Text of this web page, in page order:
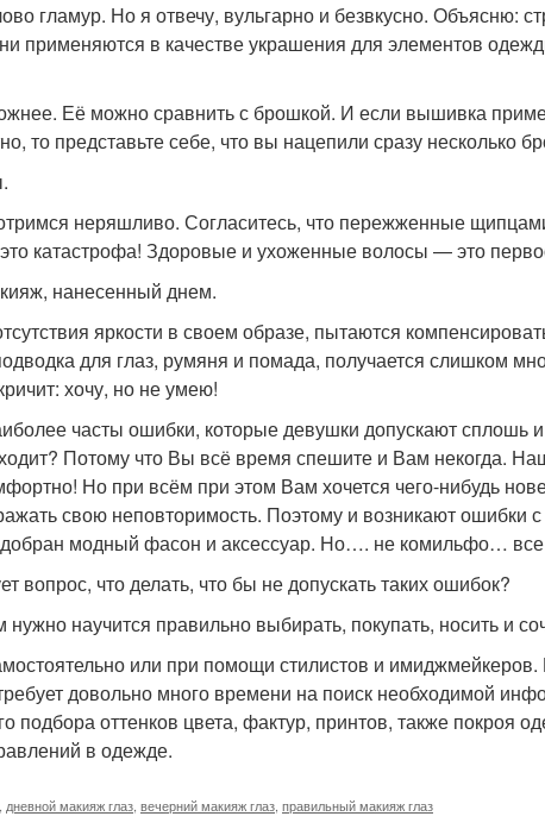
гламур. Но я отвечу, вульгарно и безвкусно. Объясню:
применяются в качестве украшения для элементов
Её можно сравнить с брошкой. И если вышивка
то представьте себе, что вы нацепили сразу несколько
неряшливо. Согласитесь, что пережженные
катастрофа! Здоровые и ухоженные волосы — это
нанесенный днем.
яркости в своем образе, пытаются
для глаз, румяня и помада, получается слишком
хочу, но не умею!
часты ошибки, которые девушки допускают сплошь
Потому что Вы всё время спешите и Вам некогда.
Но при всём при этом Вам хочется чего-нибудь
свою неповторимость. Поэтому и возникают ошибки
модный фасон и аксессуар. Но…. не комильфо…
вопрос, что делать, что бы не допускать таких ошибок?
научится правильно выбирать, покупать, носить и
или при помощи стилистов и
довольно много времени на поиск необходимой
подбора оттенков цвета, фактур, принтов, также покроя
в одежде.
дневной макияж глаз вечерний макияж глаз правильный макияж глаз